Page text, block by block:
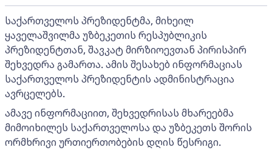
საქართველოს პრეზიდენტმა, მიხეილ
ყაველაშვილმა უზბეკეთის რესპუბლიკის
პრეზიდენტთან, შავკატ მირზიოევთან პირისპირ
შეხვედრა გამართა. ამის შესახებ ინფორმაციას
საქართველოს პრეზიდენტის ადმინისტრაცია
ავრცელებს.
ამავე ინფორმაციით, შეხვედრისას მხარეებმა
მიმოიხილეს საქართველოსა და უზბეკეთს შორის
ორმხრივი ურთიერთობების დღის წესრიგი.